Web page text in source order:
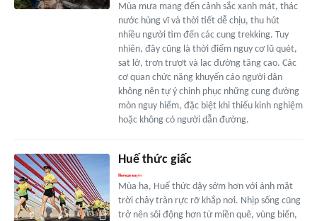
Mùa mưa mang đến cảnh sắc xanh mát, thác
nước hùng vĩ và thời tiết dễ chịu, thu hút
nhiều người tìm đến các cung trekking. Tuy
nhiên, đây cũng là thời điểm nguy cơ lũ quét,
sạt lở, trơn trượt và lạc đường tăng cao. Các
cơ quan chức năng khuyến cáo người dân
không nên tự ý chinh phục những cung đường
mòn nguy hiểm, đặc biệt khi thiếu kinh nghiệm
hoặc không có người dẫn đường.
Huế thức giấc
Mùa hạ, Huế thức dậy sớm hơn với ánh mặt
trời chảy tràn rực rỡ khắp nơi. Nhịp sống cũng
trở nên sôi động hơn từ miền quê, vùng biển,